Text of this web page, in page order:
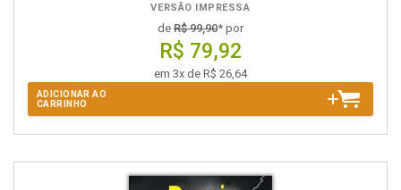
VERSÃO IMPRESSA
de R$ 99,90* por
R$ 79,92
em 3x de R$ 26,64
ADICIONAR AO
CARRINHO